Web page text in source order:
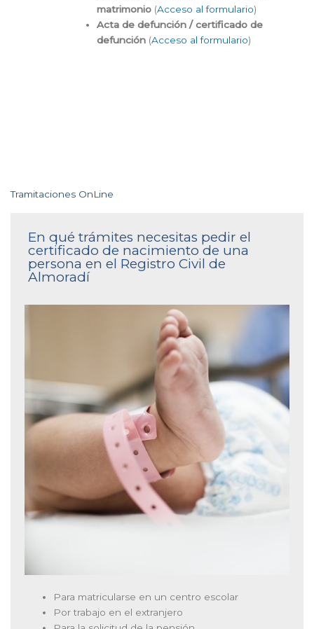
matrimonio (Acceso al formulario)
Acta de defunción / certificado de
defunción (Acceso al formulario)
Tramitaciones OnLine
En qué trámites necesitas pedir el
certificado de nacimiento de una
persona en el Registro Civil de
Almoradí
Para matricularse en un centro escolar
Por trabajo en el extranjero